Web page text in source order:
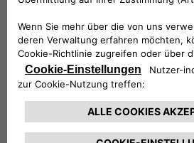
Vollelektrische Kraft
elektrisch, 100% einsatzbereit: Ihr
ist auch mit einem
erhältlich.
Entdecken Sie den E-Ducato und
neues Fahrerlebnis.